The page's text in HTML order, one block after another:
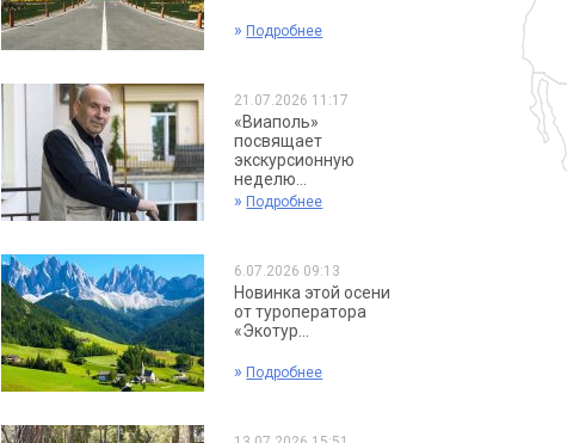
» Подробнее
21.07.2026 11:17
«Виаполь»
посвящает
экскурсионную
неделю...
» Подробнее
6.07.2026 09:13
Новинка этой осени
от туроператора
«Экотур...
» Подробнее